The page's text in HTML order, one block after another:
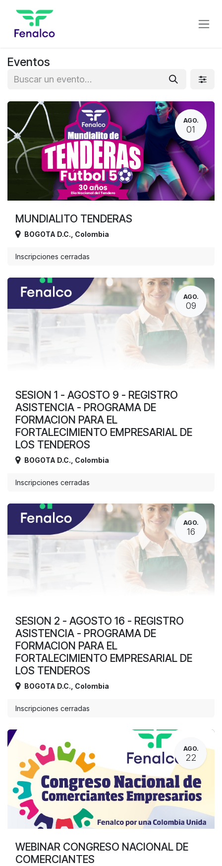
Eventos
AGO.
01
MUNDIALITO TENDERAS
BOGOTA D.C. Colombia
Inscripciones cerradas
AGO.
09
SESION 1 - AGOSTO 9 - REGISTRO
ASISTENCIA - PROGRAMA DE
FORMACION PARA EL
FORTALECIMIENTO EMPRESARIAL DE
LOS TENDEROS
BOGOTA D.C. Colombia
Inscripciones cerradas
AGO.
16
SESION 2 - AGOSTO 16 - REGISTRO
ASISTENCIA - PROGRAMA DE
FORMACION PARA EL
FORTALECIMIENTO EMPRESARIAL DE
LOS TENDEROS
BOGOTA D.C. Colombia
Inscripciones cerradas
AGO.
22
WEBINAR CONGRESO NACIONAL DE
COMERCIANTES